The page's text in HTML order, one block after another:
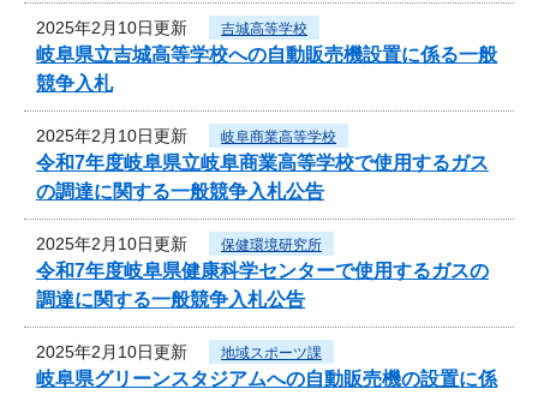
2025年2月10日更新 吉城高等学校
岐阜県立吉城高等学校への自動販売機設置に係る一般
競争入札
2025年2月10日更新 岐阜商業高等学校
令和7年度岐阜県立岐阜商業高等学校で使用するガス
の調達に関する一般競争入札公告
2025年2月10日更新 保健環境研究所
令和7年度岐阜県健康科学センターで使用するガスの
調達に関する一般競争入札公告
2025年2月10日更新 地域スポーツ課
岐阜県グリーンスタジアムへの自動販売機の設置に係